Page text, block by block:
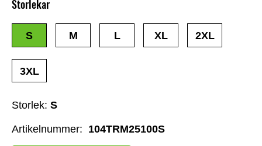
Storlek: S
Storlekar
S M L XL 2XL
3XL
Artikelnummer: 104TRM25100S